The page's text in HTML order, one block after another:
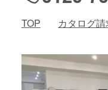
TOP カタログ